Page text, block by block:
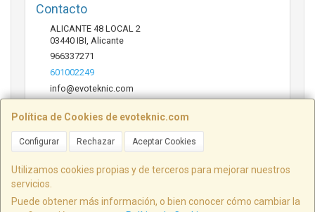
Política de Cookies de evoteknic.com
Configurar Rechazar Aceptar Cookies
Utilizamos cookies propias y de terceros para mejorar nuestros
servicios.
Puede obtener más información, o bien conocer cómo cambiar la
Contacto
ALICANTE 48 LOCAL 2
03440 IBI Alicante
966337271
601002249
info@evoteknic.com
Horario
ALICANTE 48 LOCAL 2, 03440, Alicante, España. - C.I.F.: B54578497 - Tfno: